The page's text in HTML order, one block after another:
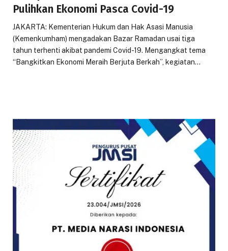
Pulihkan Ekonomi Pasca Covid-19
JAKARTA: Kementerian Hukum dan Hak Asasi Manusia
(Kemenkumham) mengadakan Bazar Ramadan usai tiga
tahun terhenti akibat pandemi Covid-19. Mengangkat tema
“Bangkitkan Ekonomi Meraih Berjuta Berkah”, kegiatan…